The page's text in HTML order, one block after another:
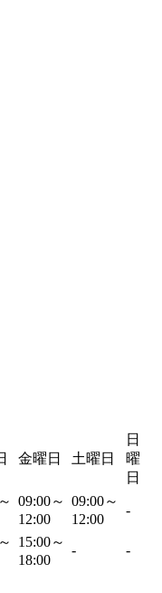
金曜日 土曜日
日
曜
日
09:00～
12:00
09:00～
12:00
-
15:00～
18:00
- -